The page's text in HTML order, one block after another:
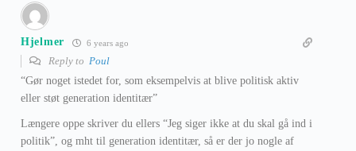
Hjelmer 6 years ago
Reply to Poul
“Gør noget istedet for, som eksempelvis at blive politisk aktiv
eller støt generation identitær”
Længere oppe skriver du ellers “Jeg siger ikke at du skal gå ind i
politik”, og mht til generation identitær, så er der jo nogle af